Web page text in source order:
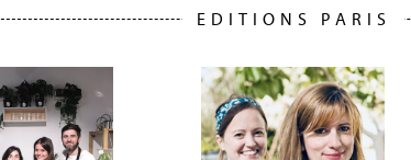
EDITIONS PARIS